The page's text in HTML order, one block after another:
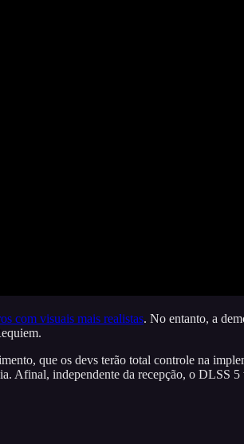
com visuais mais realistas. No entanto, a
que os devs terão total controle na
Afinal, independente da recepção, o DLSS